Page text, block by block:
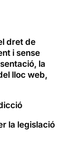
dret de
i sense
la
lloc web,
la legislació